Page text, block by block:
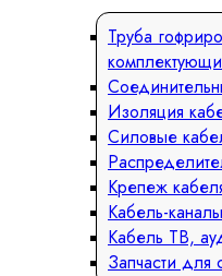
Труба
Изоляция
Силовые
Крепеж
Кабель-
Кабель ТВ,
Запчасти для